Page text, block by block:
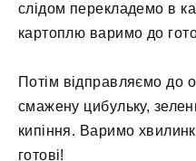
слідом перекладемо в
картоплю варимо до
Потім відправляємо до
смажену цибульку,
кипіння. Варимо
готові!